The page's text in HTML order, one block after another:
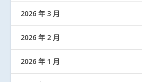
2026 年 3 月
2026 年 2 月
2026 年 1 月